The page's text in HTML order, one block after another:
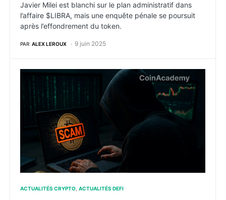
Javier Milei est blanchi sur le plan administratif dans
l’affaire $LIBRA, mais une enquête pénale se poursuit
après l’effondrement du token.
PAR ALEX LEROUX 9 juin 2025
ZachXBT démonte la défense de James Wynn : et
ACTUALITÉS CRYPTO ACTUALITÉS DEFI